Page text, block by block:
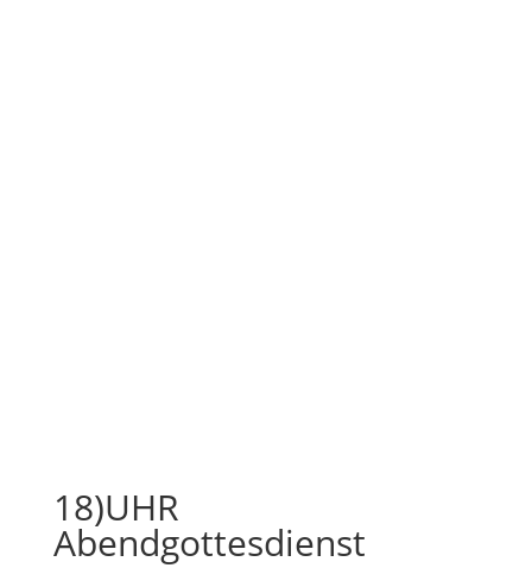
18)UHR
Abendgottesdienst